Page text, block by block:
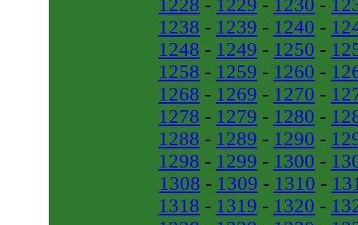
1228 - 1229 - 1230 -
1238 - 1239 - 1240 -
1248 - 1249 - 1250 -
1258 - 1259 - 1260 -
1268 - 1269 - 1270 -
1278 - 1279 - 1280 -
1288 - 1289 - 1290 -
1298 - 1299 - 1300 -
1308 - 1309 - 1310 -
1318 - 1319 - 1320 -